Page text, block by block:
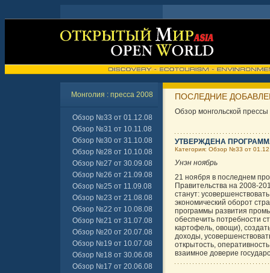
Монголия : пресса 2008
Обзор №33 от 01.12.08
Обзор №31 от 10.11.08
Обзор №30 от 31.10.08
Обзор №28 от 10.10.08
Обзор №27 от 30.09.08
Обзор №26 от 21.09.08
Обзор №25 от 11.09.08
Обзор №23 от 21.08.08
Обзор №22 от 10.08.08
Обзор №21 от 31.07.08
Обзор №20 от 20.07.08
Обзор №19 от 10.07.08
Обзор №18 от 30.06.08
Обзор №17 от 20.06.08
ПОСЛЕДНИЕ
Обзор монгольской
УТВЕРЖДЕНА
Категория: Обзор №33 от
Унэн ноябрь
21 ноября в последнем
Правительства на 2008-
станут:
экономический оборот
программы развития
обеспечить потребности
картофель, овощи),
доходы,
открытость,
взаимное доверие